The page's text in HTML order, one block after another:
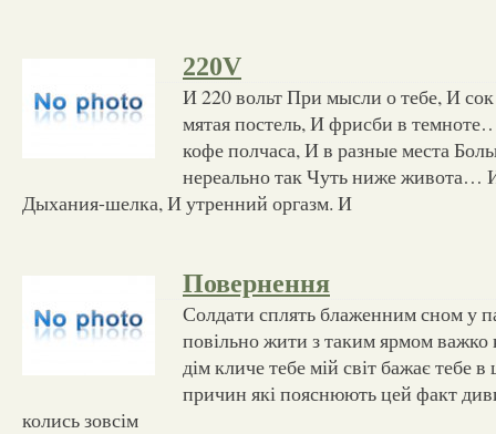
220V
И 220 вольт При мысли о тебе, И
мятая постель, И фрисби в
кофе полчаса, И в разные места
нереально так Чуть ниже живота…
Дыхания-шелка, И утренний оргазм. И
Повернення
Солдати сплять блаженним сном у
повільно жити з таким ярмом
дім кличе тебе мій світ бажає тебе
причин які пояснюють цей факт
колись зовсім